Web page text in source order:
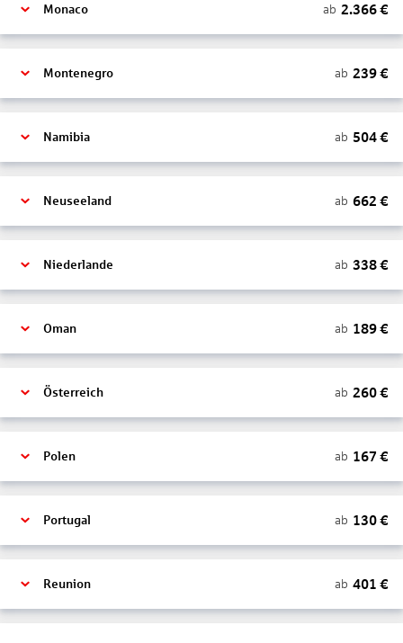
Monaco ab 2.366€
Montenegro ab 239€
Namibia ab 504€
Neuseeland ab 662 €
Niederlande ab 338€
Oman ab 189€
Österreich ab 260€
Polen ab 167 €
Portugal ab 130€
Reunion ab 401 €